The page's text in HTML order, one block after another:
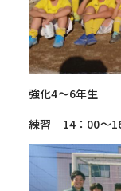
強化4～6年生
練習 14：00～16